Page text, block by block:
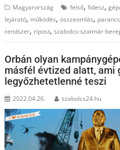
Magyarország felső,fidesz,
lejárató, működés,összeomlás, parancs
rendszer, ripost,szabolcs-szatmár-
Orbán olyan
másfél évtized alatt, ami
legyőzhetetlenné teszi
2022.04.26. szabolcs24.hu